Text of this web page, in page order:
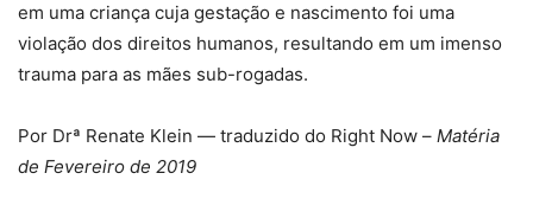
em uma criança cuja gestação e nascimento foi uma
violação dos direitos humanos, resultando em um imenso
trauma para as mães sub-rogadas.
Por Drª Renate Klein — traduzido do Right Now – Matéria
de Fevereiro de 2019